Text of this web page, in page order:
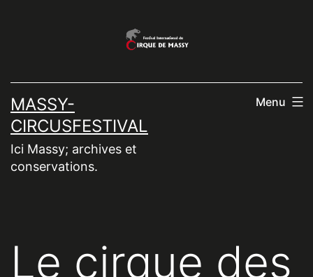
MASSY-
CIRCUSFESTIVAL
Ici Massy; archives et
conservations.
Menu
Le cirque des